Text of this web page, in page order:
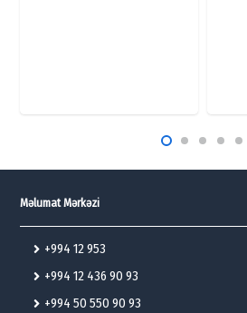
Məlumat Mərkəzi
+994 12 953
+994 12 436 90 93
+994 50 550 90 93